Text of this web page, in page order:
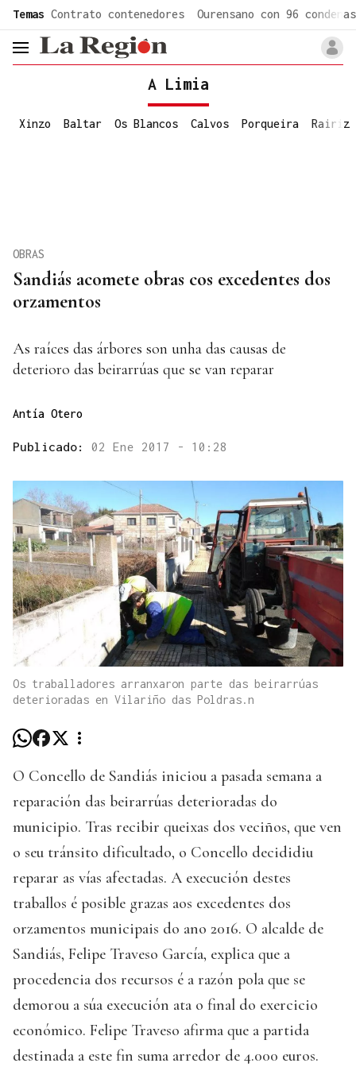
Temas Contrato contenedores Ourensano con 96 condenas
header.menu.open
A Limia
Xinzo Baltar Os Blancos Calvos Porqueira Rairiz
Sandiás acomete obras cos excedentes dos
orzamentos
OBRAS
As raíces das árbores son unha das causas de
deterioro das beirarrúas que se van reparar
Antía Otero
Publicado: 02 Ene 2017 - 10:28
Os traballadores arranxaron parte das beirarrúas
deterioradas en Vilariño das Poldras.n
O Concello de Sandiás iniciou a pasada semana a
reparación das beirarrúas deterioradas do
municipio. Tras recibir queixas dos veciños, que ven
o seu tránsito dificultado, o Concello decididiu
reparar as vías afectadas. A execución destes
traballos é posible grazas aos excedentes dos
orzamentos municipais do ano 2016. O alcalde de
Sandiás, Felipe Traveso García, explica que a
procedencia dos recursos é a razón pola que se
demorou a súa execución ata o final do exercicio
económico. Felipe Traveso afirma que a partida
destinada a este fin suma arredor de 4.000 euros.